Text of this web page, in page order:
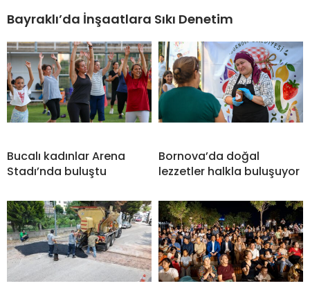
Bayraklı’da İnşaatlara Sıkı Denetim
Bucalı kadınlar Arena
Stadı’nda buluştu
Bornova’da doğal
lezzetler halkla buluşuyor